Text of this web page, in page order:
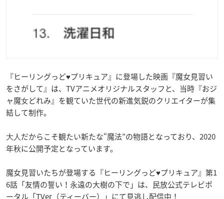
『ヒーリングっど♥プリキュア』に登場した映画『魔女見習い
をさがして』は、TVアニメオリジナルスタッフと、当時『おジ
ャ魔⼥どれみ』を観ていた世代の新進気鋭のクリエイターが集
結して制作。
⼤⼈だからこそ観たい新たな“魔法”の物語となっており、2020
年秋に公開予定となっています。
魔女見習いたちが登場する『ヒーリングっど♥プリキュア』第1
6話「友情の誓い！永遠の大樹の下で」は、民放公式テレビポ
ータル「TVer（ティーバー）」にて見逃し配信中！